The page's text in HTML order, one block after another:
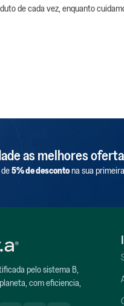
de cada vez, enquanto
as melhores
5% de descontona sua
pelo sistema B,
com eficiencia,